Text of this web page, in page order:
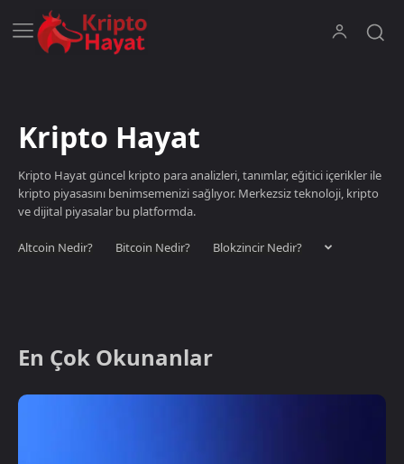
Kripto Hayat
Kripto Hayat güncel kripto para analizleri, tanımlar, eğitici içerikler ile
kripto piyasasını benimsemenizi sağlıyor. Merkezsiz teknoloji, kripto
ve dijital piyasalar bu platformda.
Altcoin Nedir? Bitcoin Nedir? Blokzincir Nedir?
En Çok Okunanlar